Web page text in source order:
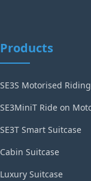
Products
SE3S Motorised
SE3MiniT Ride on
SE3T Smart Suitcase
Cabin Suitcase
Luxury Suitcase